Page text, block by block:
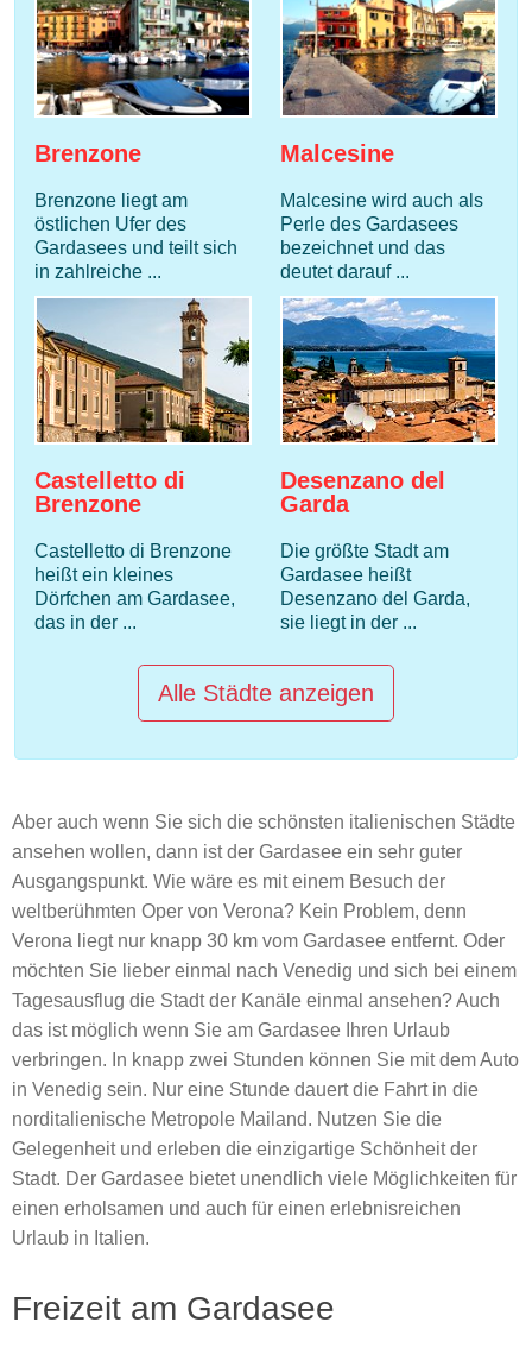
Brenzone
Brenzone liegt am
östlichen Ufer des
Gardasees und teilt sich
in zahlreiche ...
Malcesine
Malcesine wird auch als
Perle des Gardasees
bezeichnet und das
deutet darauf ...
Castelletto di
Brenzone
Castelletto di Brenzone
heißt ein kleines
Dörfchen am Gardasee,
das in der ...
Desenzano del
Garda
Die größte Stadt am
Gardasee heißt
Desenzano del Garda,
sie liegt in der ...
Alle Städte anzeigen
Aber auch wenn Sie sich die schönsten italienischen Städte
ansehen wollen, dann ist der Gardasee ein sehr guter
Ausgangspunkt. Wie wäre es mit einem Besuch der
weltberühmten Oper von Verona? Kein Problem, denn
Verona liegt nur knapp 30 km vom Gardasee entfernt. Oder
möchten Sie lieber einmal nach Venedig und sich bei einem
Tagesausflug die Stadt der Kanäle einmal ansehen? Auch
das ist möglich wenn Sie am Gardasee Ihren Urlaub
verbringen. In knapp zwei Stunden können Sie mit dem Auto
in Venedig sein. Nur eine Stunde dauert die Fahrt in die
norditalienische Metropole Mailand. Nutzen Sie die
Gelegenheit und erleben die einzigartige Schönheit der
Stadt. Der Gardasee bietet unendlich viele Möglichkeiten für
einen erholsamen und auch für einen erlebnisreichen
Urlaub in Italien.
Freizeit am Gardasee